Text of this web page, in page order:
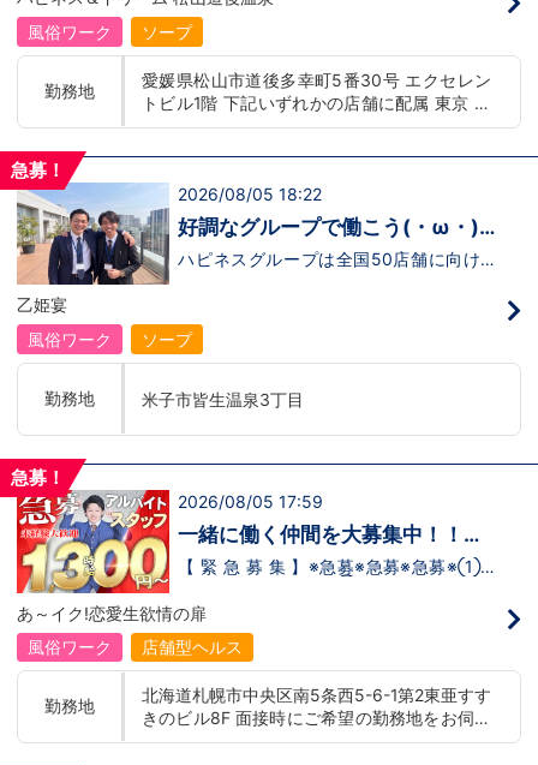
企業様に引けを取らない体制で取り組んで
いる会社です。そのため、誰もが安心して
入社・勤務のできる環境なのです。それで
ャルサイトをご覧下さい。
【https://happiness-group.biz/】※お手
数ですがコピー＆ペーストしてURLを開い
他社と比較検討中など。そのような時は1
もしれません。アナタからのご連絡お待ち
しております。
切関係ありません。頑張り次第で20代で
年収1000万円も夢じゃないんです！一般
職からの転職や、女性からのご応募大歓
ッフ一人ひとりが働きやすい環境のお店で
す。現在多くの女性スタッフが勤務してお
ります。業界経験のある方もない方もご応
新人キャストさんにお仕事を教えるアドバ
は年功序列ではなく実力主義です。 頑張
り次第でいくらでも店長や幹部枠への昇格
が可能なんです！力のある方には必要な席
をしっかりご用意できる環境ですのでご安
風俗ワーク
ソープ
勤務地
愛媛県松山市道後多幸町5番30号 エクセレン
トビル1階 下記いずれかの店舗に配属 東京 五
反田：五反田駅から徒歩2分 池袋：池袋駅西
水戸：水戸駅からバス5分 北海道 札幌：すす
きの駅から徒歩5分 中国・四国 鳥取：米子市
皆生温泉 愛媛：松山道後温泉 九州・沖縄 福
岡：中洲川端駅から徒歩8分 沖縄：那覇市※出
店準備中 他にも続々出店予定 遠方からのご応
急募！
2026/08/05 18:22
好調なグループで働こう(・ω・)
ノ
ハピネスグループは全国50店舗に向けて
有！！ つまり・・・ハピネスグループの
中でも、今！1番役職に就けるチャンスが
「今」入社するべきじゃないです
か！？！？ のし上がりたいなら、このビ
ッグチャンス見逃さないでください！！チ
か？？当グループは年功序列ではなく実力
や幹部枠への昇格が可能なんです！力のあ
る方には必要な席をしっかりご用意できる
環境ですのでご安心ください。実際に入社
後、最短で8ヶ月で店長になった先輩もい
んか！？ 勿論、男性だけではなく女性も
活躍中。ハピネスグループ初の女性店長だ
って目指せます。それでもまだ迷ってるっ
て方は是非オフィシャルサイトをご覧下さ
お手数ですがコピー＆ペーストしてURLを
開いていただければです。先輩のインタビ
ュー動画など、アナタが一歩踏み出すキッ
乙姫宴
風俗ワーク
ソープ
勤務地 米子市皆生温泉3丁目
急募！
2026/08/05 17:59
一緒に働く仲間を大募集中！！
【アルバイト・送迎ドライバー急
【 緊 急 募 集 】※急募※急募※急募※①ス
バー！店舗間5分程度お客様を送迎するだ
け！時給：①1,300円～②1,100円～勤務
時間：①早番：8:00～18:00 （食事休憩
あり：実働9時間） 遅番：16:00～翌
日祝日の日中(9時～16時位まで)、平日夜
(夕方～24時位まで)※ご希望があれば、そ
の他のシフト調整も可能です。お気軽にご
あ～イク!恋愛生欲情の扉
風俗ワーク
店舗型ヘルス
勤務地
北海道札幌市中央区南5条西5-6-1第2東亜すす
きのビル8F 面接時にご希望の勤務地をお伺い
し、配属店舗を決定いたします。 入社後の転